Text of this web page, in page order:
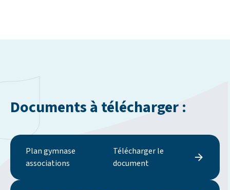
Documents à télécharger :
Plan gymnase
associations
Télécharger le
document